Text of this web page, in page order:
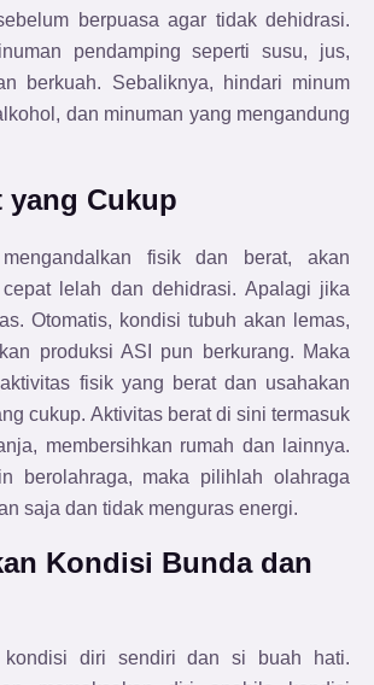
berpuasa agar tidak dehidrasi.
pendamping seperti susu, jus,
berkuah. Sebaliknya, hindari minum
dan minuman yang mengandung
yang Cukup
fisik dan berat, akan
lelah dan dehidrasi. Apalagi jika
Otomatis, kondisi tubuh akan lemas,
produksi ASI pun berkurang. Maka
fisik yang berat dan usahakan
cukup. Aktivitas berat di sini termasuk
membersihkan rumah dan lainnya.
berolahraga, maka pilihlah olahraga
saja dan tidak menguras energi.
Kondisi Bunda dan
kondisi diri sendiri dan si buah hati.